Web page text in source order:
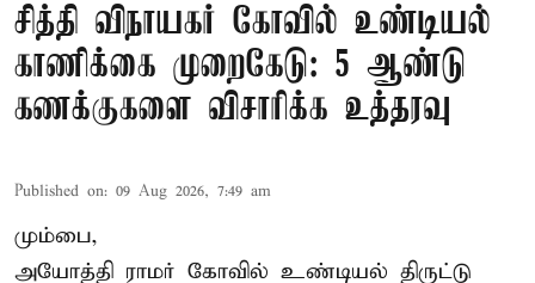
சித்தி விநாயகர் கோவில் உண்டியல்
காணிக்கை முறைகேடு: 5 ஆண்டு
கணக்குகளை விசாரிக்க உத்தரவு
Published on: 09 Aug 2026, 7:49 am
மும்பை,
அயோத்தி ராமர் கோவில் உண்டியல் திருட்டு